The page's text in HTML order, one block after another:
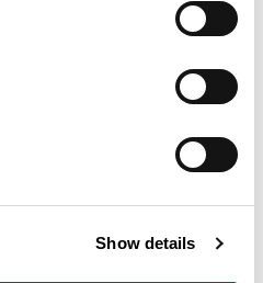
Show details
Gustavsberg